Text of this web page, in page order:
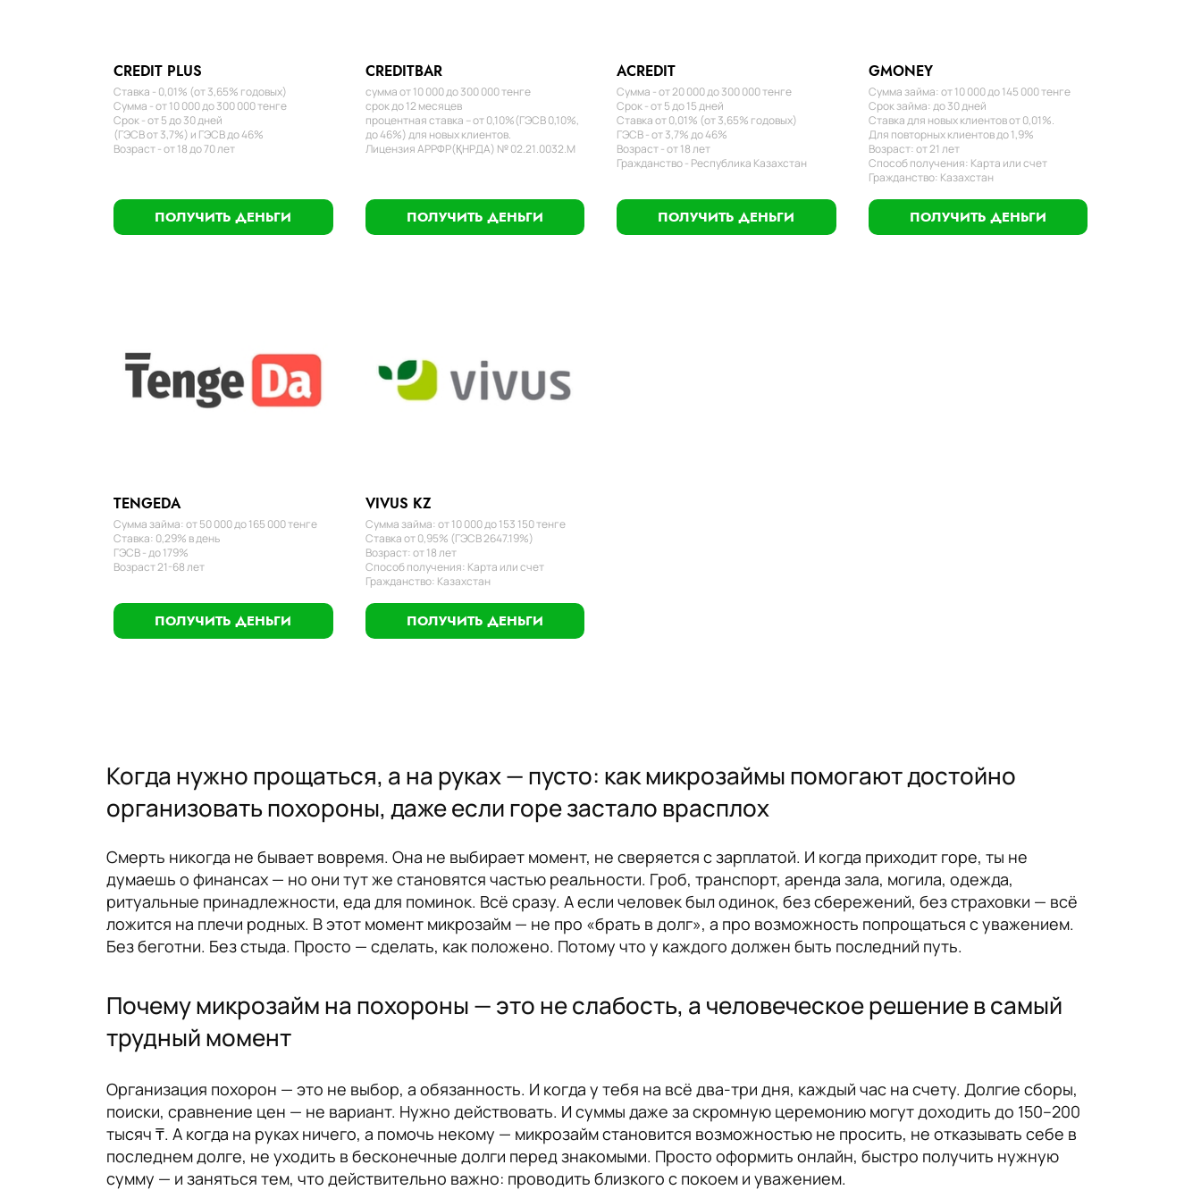
CREDIT PLUS
Ставка - 0,01% (от 3,65% годовых)
Сумма - от 10 000 до 300 000 тенге
Срок - от 5 до 30 дней
(ГЭСВ от 3,7%) и ГЭСВ до 46%
Возраст - от 18 до 70 лет
ПОЛУЧИТЬ ДЕНЬГИ
CREDITBAR
сумма от 10 000 до 300 000 тенге
срок до 12 месяцев
процентная ставка – от 0,10%(ГЭСВ 0,10%,
до 46%) для новых клиентов.
Лицензия АРРФР(ҚНРДА) № 02.21.0032.М
ПОЛУЧИТЬ ДЕНЬГИ
ACREDIT
Сумма - от 20 000 до 300 000 тенге
Срок - от 5 до 15 дней
Ставка от 0,01% (от 3,65% годовых)
ГЭСВ - от 3,7% до 46%
Возраст - от 18 лет
Гражданство - Республика Казахстан
ПОЛУЧИТЬ ДЕНЬГИ
GMONEY
Сумма займа: от 10 000 до 145 000 тенге
Срок займа: до 30 дней
Ставка для новых клиентов от 0,01%.
Для повторных клиентов до 1,9%
Возраст: от 21 лет
Способ получения: Карта или счет
Гражданство: Казахстан
ПОЛУЧИТЬ ДЕНЬГИ
TENGEDA
Сумма займа: от 50 000 до 165 000 тенге
Ставка: 0,29% в день
ГЭСВ - до 179%
Возраст 21-68 лет
ПОЛУЧИТЬ ДЕНЬГИ
VIVUS KZ
Сумма займа: от 10 000 до 153 150 тенге
Ставка от 0,95% (ГЭСВ 2647.19%)
Возраст: от 18 лет
Способ получения: Карта или счет
Гражданство: Казахстан
ПОЛУЧИТЬ ДЕНЬГИ
Когда нужно прощаться, а на руках — пусто: как микрозаймы помогают достойно
организовать похороны, даже если горе застало врасплох
Смерть никогда не бывает вовремя. Она не выбирает момент, не сверяется с зарплатой. И когда приходит горе, ты не
думаешь о финансах — но они тут же становятся частью реальности. Гроб, транспорт, аренда зала, могила, одежда,
ритуальные принадлежности, еда для поминок. Всё сразу. А если человек был одинок, без сбережений, без страховки — всё
ложится на плечи родных. В этот момент микрозайм — не про «брать в долг», а про возможность попрощаться с уважением.
Без беготни. Без стыда. Просто — сделать, как положено. Потому что у каждого должен быть последний путь.
Почему микрозайм на похороны — это не слабость, а человеческое решение в самый
трудный момент
Организация похорон — это не выбор, а обязанность. И когда у тебя на всё два-три дня, каждый час на счету. Долгие сборы,
поиски, сравнение цен — не вариант. Нужно действовать. И суммы даже за скромную церемонию могут доходить до 150–200
тысяч ₸. А когда на руках ничего, а помочь некому — микрозайм становится возможностью не просить, не отказывать себе в
последнем долге, не уходить в бесконечные долги перед знакомыми. Просто оформить онлайн, быстро получить нужную
сумму — и заняться тем, что действительно важно: проводить близкого с покоем и уважением.